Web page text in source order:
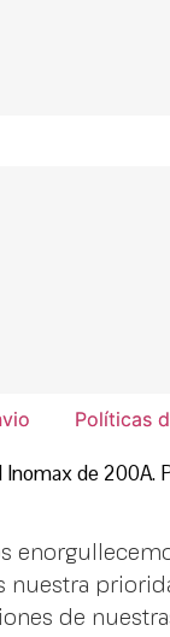
Políticas
de
nuestra
de